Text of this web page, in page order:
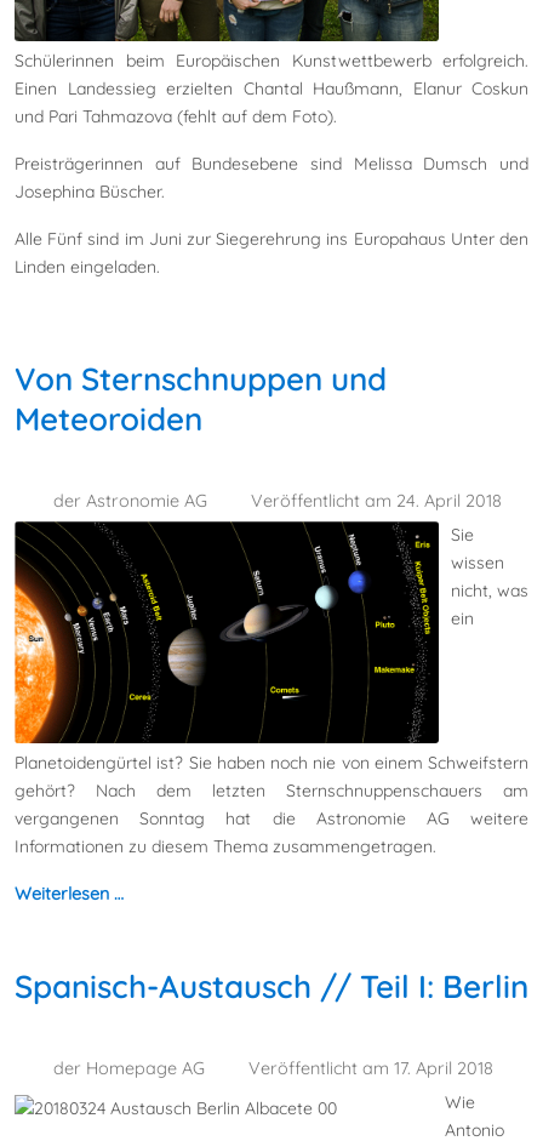
Schülerinnen beim Europäischen Kunstwettbewerb erfolgreich.
Einen Landessieg erzielten Chantal Haußmann, Elanur Coskun
und Pari Tahmazova (fehlt auf dem Foto).
Preisträgerinnen auf Bundesebene sind Melissa Dumsch und
Josephina Büscher.
Alle Fünf sind im Juni zur Siegerehrung ins Europahaus Unter den
Linden eingeladen.
Von Sternschnuppen und
Meteoroiden
der Astronomie AG
Veröffentlicht am 24. April 2018
Sie
wissen
nicht, was
ein
Planetoidengürtel ist? Sie haben noch nie von einem Schweifstern
gehört? Nach dem letzten Sternschnuppenschauers am
vergangenen Sonntag hat die Astronomie AG weitere
Informationen zu diesem Thema zusammengetragen.
Weiterlesen …
Spanisch-Austausch // Teil I: Berlin
der Homepage AG
Veröffentlicht am 17. April 2018
Wie
Antonio